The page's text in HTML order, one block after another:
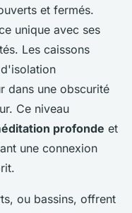
et fermés.
unique avec ses
Les caissons
dans une obscurité
Ce niveau
profonde et
une connexion
ou bassins, offrent